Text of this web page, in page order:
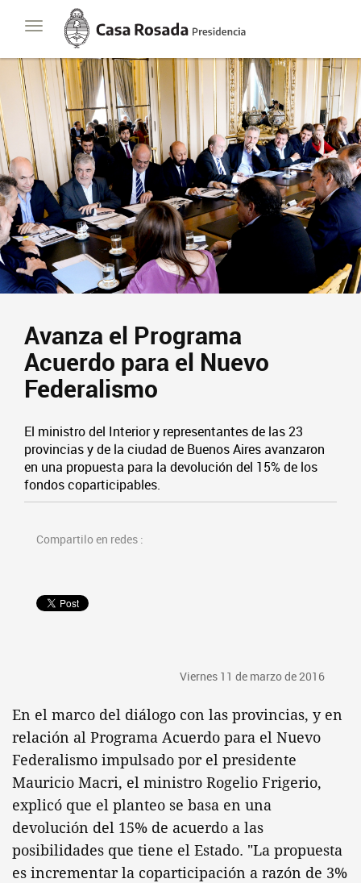
Toggle
navigation
Casa
Rosada
Presidencia
de
la
Nación
PresidenciaJavier Milei Contacto Suscribite
Avanza el Programa
Acuerdo para el Nuevo
Federalismo
El ministro del Interior y representantes de las 23
provincias y de la ciudad de Buenos Aires avanzaron
en una propuesta para la devolución del 15% de los
fondos coparticipables.
Compartilo en redes :
Viernes 11 de marzo de 2016
En el marco del diálogo con las provincias, y en
relación al Programa Acuerdo para el Nuevo
Federalismo impulsado por el presidente
Mauricio Macri, el ministro Rogelio Frigerio,
explicó que el planteo se basa en una
devolución del 15% de acuerdo a las
posibilidades que tiene el Estado. "La propuesta
es incrementar la coparticipación a razón de 3%